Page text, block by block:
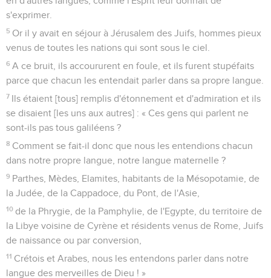
s'exprimer.
5 Or il y avait en séjour à Jérusalem des Juifs, hommes pieux
venus de toutes les nations qui sont sous le ciel.
6 A ce bruit, ils accoururent en foule, et ils furent stupéfaits
parce que chacun les entendait parler dans sa propre langue.
7 Ils étaient [tous] remplis d'étonnement et d'admiration et ils
se disaient [les uns aux autres] : « Ces gens qui parlent ne
sont-ils pas tous galiléens ?
8 Comment se fait-il donc que nous les entendions chacun
dans notre propre langue, notre langue maternelle ?
9 Parthes, Mèdes, Elamites, habitants de la Mésopotamie, de
la Judée, de la Cappadoce, du Pont, de l'Asie,
10 de la Phrygie, de la Pamphylie, de l'Egypte, du territoire de
la Libye voisine de Cyrène et résidents venus de Rome, Juifs
de naissance ou par conversion,
11 Crétois et Arabes, nous les entendons parler dans notre
langue des merveilles de Dieu ! »